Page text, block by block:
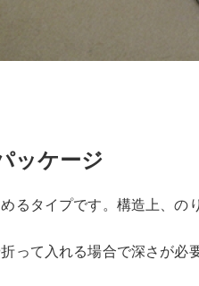
ッケージ
るタイプです。構造上、の
って入れる場合で深さが必